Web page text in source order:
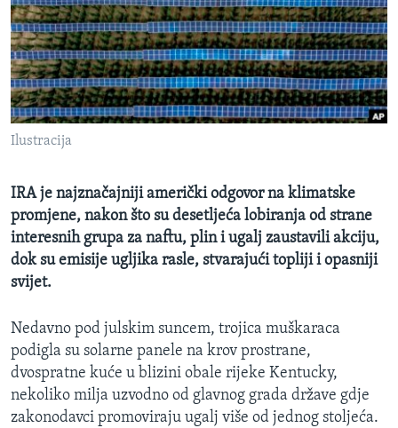
MAGAZIN
O GLASU AMERIKE
Learning English
PRATITE NAS
Jezici
Ilustracija
IRA je najznačajniji američki odgovor na klimatske
promjene, nakon što su desetljeća lobiranja od strane
interesnih grupa za naftu, plin i ugalj zaustavili akciju,
dok su emisije ugljika rasle, stvarajući topliji i opasniji
svijet.
Nedavno pod julskim suncem, trojica muškaraca
podigla su solarne panele na krov prostrane,
dvospratne kuće u blizini obale rijeke Kentucky,
nekoliko milja uzvodno od glavnog grada države gdje
zakonodavci promoviraju ugalj više od jednog stoljeća.